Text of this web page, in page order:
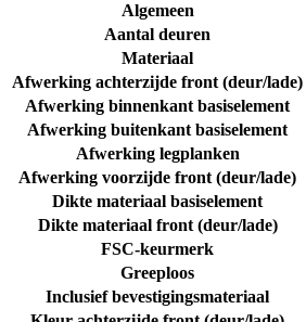
Algemeen
Aantal deuren
Materiaal
Afwerking achterzijde front (deur/lade)
Afwerking binnenkant basiselement
Afwerking buitenkant basiselement
Afwerking legplanken
Afwerking voorzijde front (deur/lade)
Dikte materiaal basiselement
Dikte materiaal front (deur/lade)
FSC-keurmerk
Greeploos
Inclusief bevestigingsmateriaal